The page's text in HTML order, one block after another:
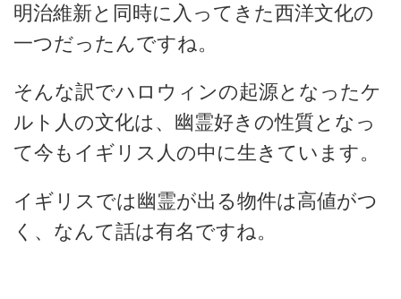
明治維新と同時に入ってきた西洋文化の
一つだったんですね。
そんな訳でハロウィンの起源となったケ
ルト人の文化は、幽霊好きの性質となっ
て今もイギリス人の中に生きています。
イギリスでは幽霊が出る物件は高値がつ
く、なんて話は有名ですね。